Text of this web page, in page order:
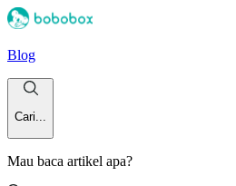
Blog
Cari...
Mau baca artikel apa?